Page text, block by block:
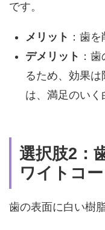
です。
メリット ：歯を
デメリット ： 歯
るため、 効果は
は、満足のいく
選択肢2：
ワイトコー
歯の表面に白い樹